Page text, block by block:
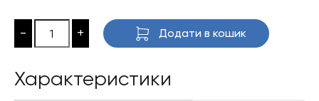
- + Додати в кошик
Характеристики